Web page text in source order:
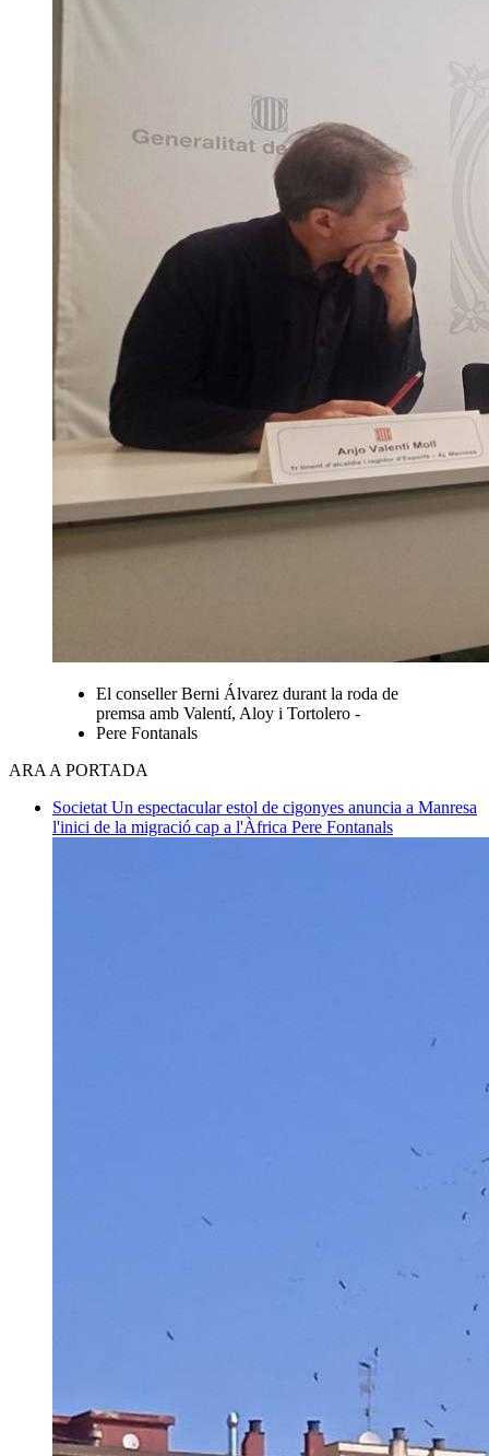
El conseller Berni Álvarez durant la roda de
premsa amb Valentí, Aloy i Tortolero -
Pere Fontanals
ARA A PORTADA
Societat Un espectacular estol de cigonyes anuncia a Manresa
l'inici de la migració cap a l'Àfrica Pere Fontanals